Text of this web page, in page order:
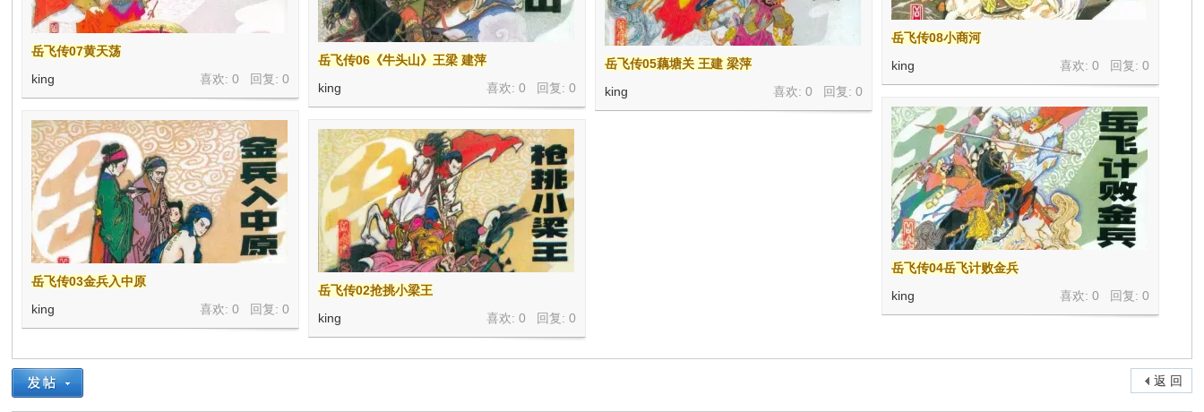
岳飞传08小商河
喜欢: 0 回复:0
king
岳飞传07黄天荡
喜欢: 0 回复:0
king
岳飞传06《牛头山》王梁 建萍
喜欢: 0 回复:0
king
岳飞传05藕塘关 王建 梁萍
喜欢: 0 回复:0
king
岳飞传04岳飞计败金兵
喜欢: 0 回复:0
king
岳飞传03金兵入中原
喜欢: 0 回复:0
king
岳飞传02抢挑小梁王
喜欢: 0 回复:0
king
返 回